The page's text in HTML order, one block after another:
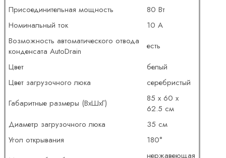
Присоединительная мощность
80 Вт
Номинальный ток
10 А
Возможность автоматического отвода
конденсата AutoDrain
есть
Цвет
белый
Цвет загрузочного люка
серебристый
Габаритные размеры (ВxШxГ)
85 х 60 х
62.5 см
Диаметр загрузочного люка
35 см
Угол открывания
180°
нержавеющая